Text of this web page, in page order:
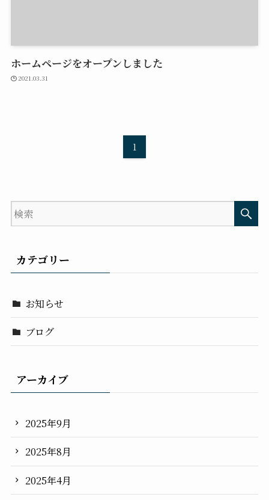
ホームページをオープンしました
2021.03.31
1
カテゴリー
お知らせ
ブログ
アーカイブ
2025年9月
2025年8月
2025年4月